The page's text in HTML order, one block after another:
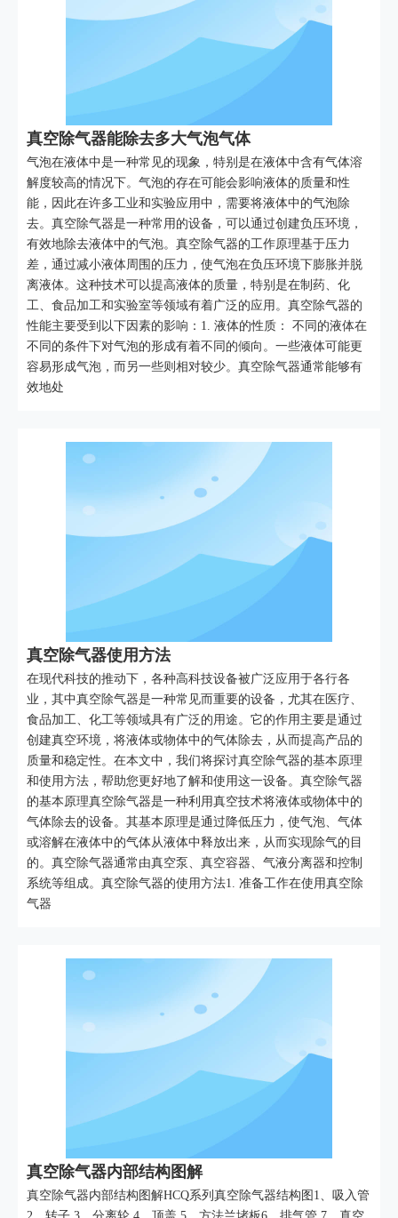
真空除气器能除去多大气泡气体
气泡在液体中是一种常见的现象，特别是在液体中含有气体溶
解度较高的情况下。气泡的存在可能会影响液体的质量和性
能，因此在许多工业和实验应用中，需要将液体中的气泡除
去。真空除气器是一种常用的设备，可以通过创建负压环境，
有效地除去液体中的气泡。真空除气器的工作原理基于压力
差，通过减小液体周围的压力，使气泡在负压环境下膨胀并脱
离液体。这种技术可以提高液体的质量，特别是在制药、化
工、食品加工和实验室等领域有着广泛的应用。真空除气器的
性能主要受到以下因素的影响：1. 液体的性质： 不同的液体在
不同的条件下对气泡的形成有着不同的倾向。一些液体可能更
容易形成气泡，而另一些则相对较少。真空除气器通常能够有
效地处
真空除气器使用方法
在现代科技的推动下，各种高科技设备被广泛应用于各行各
业，其中真空除气器是一种常见而重要的设备，尤其在医疗、
食品加工、化工等领域具有广泛的用途。它的作用主要是通过
创建真空环境，将液体或物体中的气体除去，从而提高产品的
质量和稳定性。在本文中，我们将探讨真空除气器的基本原理
和使用方法，帮助您更好地了解和使用这一设备。真空除气器
的基本原理真空除气器是一种利用真空技术将液体或物体中的
气体除去的设备。其基本原理是通过降低压力，使气泡、气体
或溶解在液体中的气体从液体中释放出来，从而实现除气的目
的。真空除气器通常由真空泵、真空容器、气液分离器和控制
系统等组成。真空除气器的使用方法1. 准备工作在使用真空除
气器
真空除气器内部结构图解
真空除气器内部结构图解HCQ系列真空除气器结构图1、吸入管